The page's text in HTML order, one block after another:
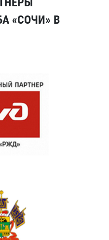
«СОЧИ» В